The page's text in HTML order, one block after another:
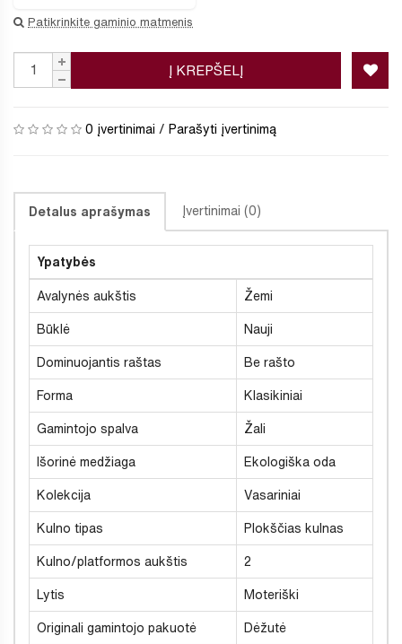
Patikrinkite gaminio matmenis
Į KREPŠELĮ
0 įvertinimai / Parašyti įvertinimą
Detalus aprašymas Įvertinimai (0)
Ypatybės
Avalynės aukštis Žemi
Būklė Nauji
Dominuojantis raštas Be rašto
Forma Klasikiniai
Gamintojo spalva Žali
Išorinė medžiaga Ekologiška oda
Kolekcija Vasariniai
Kulno tipas Plokščias kulnas
Kulno/platformos aukštis 2
Lytis Moteriški
Originali gamintojo pakuotė Dėžutė